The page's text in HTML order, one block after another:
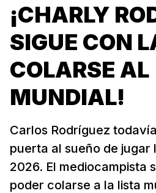
¡CHARLY
SIGUE CON
COLARSE AL
MUNDIAL!
Carlos Rodríguez
puerta al sueño de jugar
2026. El mediocampista
poder colarse a la lista